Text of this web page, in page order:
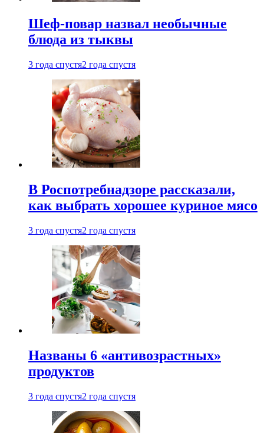
Шеф-повар назвал необычные
блюда из тыквы
3 года спустя2 года спустя
В Роспотребнадзоре рассказали,
как выбрать хорошее куриное мясо
3 года спустя2 года спустя
Названы 6 «антивозрастных»
продуктов
3 года спустя2 года спустя